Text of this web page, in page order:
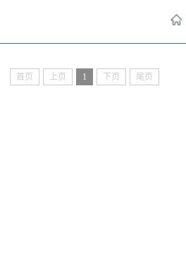
首页 上页 1 下页 尾页